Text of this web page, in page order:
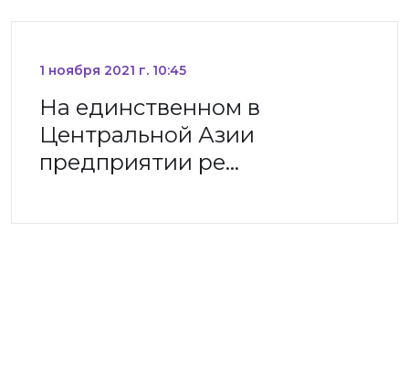
1 ноября 2021 г. 10:45
На единственном в
Центральной Азии
предприятии ре…